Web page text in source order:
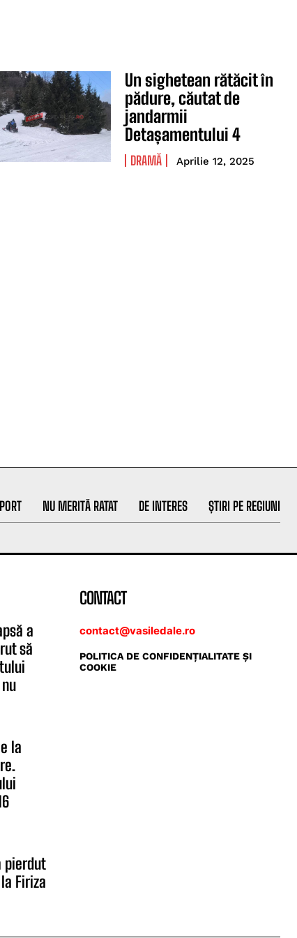
Un sighetean rătăcit în
pădure, căutat de
jandarmii
Detașamentului 4
DRAMĂ Aprilie 12, 2025
NU MERITĂ RATAT DE INTERES ȘTIRI PE REGIUNI
a
să
la
pierdut
Firiza
CONTACT
contact@vasiledale.ro
POLITICA DE CONFIDENŢIALITATE ŞI
COOKIE